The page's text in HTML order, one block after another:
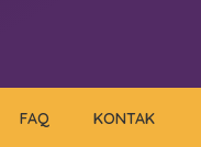
FAQ KONTAK